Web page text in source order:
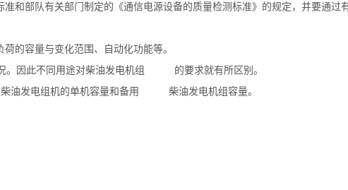
和部队有关部门制定的《通信电源设备的质量检测标准》的规定，并要通过
容量与变化范围、自动化功能等。
况。因此不同用途对柴油发电机组 的要求就有所区别。
柴油发电组机的单机容量和备用 柴油发电机组容量。